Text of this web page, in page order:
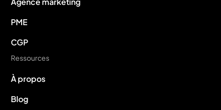
PME
CGP
Ressources
À propos
Blog